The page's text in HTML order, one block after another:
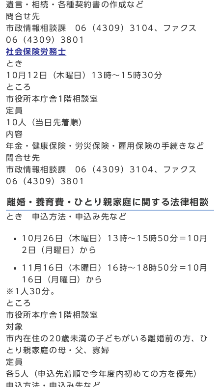
遺言・相続・各種契約書の作成など
問合せ先
市政情報相談課 06（4309）3104、ファクス
06（4309）3801
社会保険労務士
とき
10月12日（木曜日）13時～15時30分
ところ
市役所本庁舎1階相談室
定員
10人（当日先着順）
内容
年金・健康保険・労災保険・雇用保険の手続きなど
問合せ先
市政情報相談課 06（4309）3104、ファクス
06（4309）3801
離婚・養育費・ひとり親家庭に関する法律相談
とき 申込方法・申込み先など
10月26日（木曜日）13時～15時50分＝10月
2日（月曜日）から
11月16日（木曜日）16時～18時50分＝10月
16日（月曜日）から
※1人30分。
ところ
市役所本庁舎1階相談室
対象
市内在住の20歳未満の子どもがいる離婚前の方、ひ
とり親家庭の母・父、寡婦
定員
各5人（申込先着順で今年度内初めての方を優先）